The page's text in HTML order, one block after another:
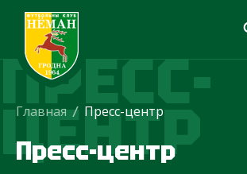
ПРЕСС-
ЦЕНТР
Главная / Пресс-центр
Пресс-центр